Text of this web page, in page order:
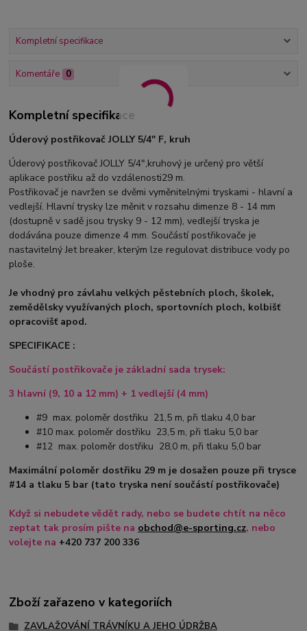
Kompletní specifikace
Komentáře 0
Kompletní specifikace
Úderový postřikovač JOLLY 5/4" F, kruh
Úderový postřikovač JOLLY 5/4",kruhový je určený pro větší
aplikace postřiku až do vzdálenosti29 m.
Postřikovač je navržen se dvěmi vyměnitelnými tryskami - hlavní a
vedlejší. Hlavní trysky lze měnit v rozsahu dimenze 8 - 14 mm
(dostupně v sadě jsou trysky 9 - 12 mm), vedlejší tryska je
dodávána pouze dimenze 4 mm. Součástí postřikovače je
nastavitelný Jet breaker, kterým lze regulovat distribuce vody po
ploše.
Je vhodný pro závlahu velkých pěstebních ploch, školek,
zemědělsky využívaných ploch, sportovních ploch, kolbišť
opracovišť apod.
SPECIFIKACE :
Součástí postřikovače je základní sada trysek:
3 hlavní (9, 10 a 12 mm) + 1 vedlejší (4 mm)
#9 max. poloměr dostřiku 21,5 m, při tlaku 4,0 bar
#10 max. poloměr dostřiku 23,5 m, při tlaku 5,0 bar
#12 max. poloměr dostřiku 28,0 m, při tlaku 5,0 bar
Maximální poloměr dostřiku 29 m je dosažen pouze při trysce
#14 a tlaku 5 bar (tato tryska není součástí postřikovače)
Když si nebudete vědět rady, nebo se budete chtít na něco
zeptat tak prosím pište na obchod@e-sporting.cz, nebo
volejte na +420 737 200 336
Zboží zařazeno v kategoriích
ZAVLAŽOVÁNÍ TRÁVNÍKU A JEHO ÚDRŽBA